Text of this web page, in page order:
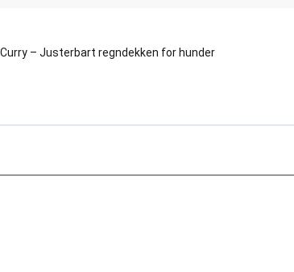
– Justerbart regndekken for hunder